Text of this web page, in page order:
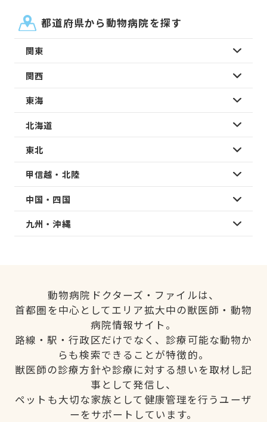
都道府県から動物病院を探す
関東
関西
東海
北海道
東北
甲信越・北陸
中国・四国
九州・沖縄
動物病院ドクターズ・ファイルは、
首都圏を中心としてエリア拡大中の獣医師・動物
病院情報サイト。
路線・駅・行政区だけでなく、診療可能な動物か
らも検索できることが特徴的。
獣医師の診療方針や診療に対する想いを取材し記
事として発信し、
ペットも大切な家族として健康管理を行うユーザ
ーをサポートしています。